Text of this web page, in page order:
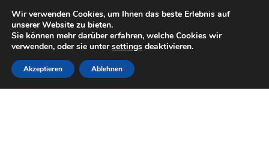
LIEFERUNG ab 6 EUR
Mo–Fr 9–16 Uhr · 0175 7465658
Zur
Navigation
springen
Zum
Inhalt
springen
Wir verwenden Cookies, um Ihnen das beste Erlebnis auf
unserer Website zu bieten.
Sie können mehr darüber erfahren, welche Cookies wir
verwenden, oder sie untersettings deaktivieren.
Akzeptieren Ablehnen